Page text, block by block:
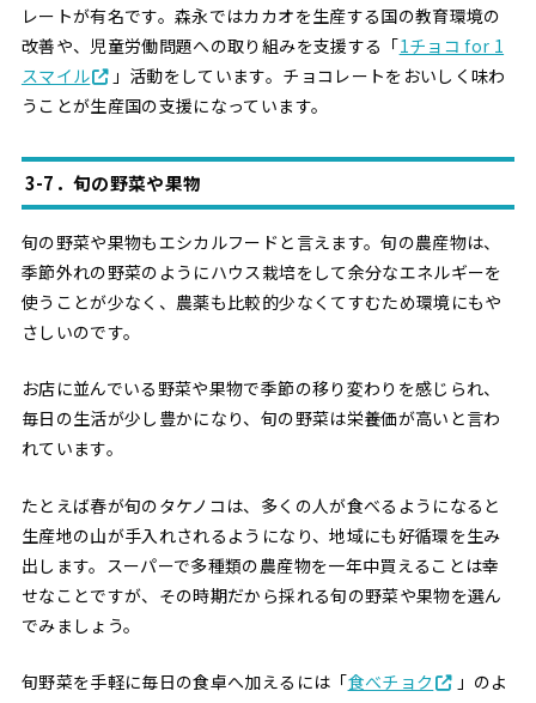
レートが有名です。森永ではカカオを生産する国の教育環境の
改善や、児童労働問題への取り組みを支援する「1チョコ for 1
スマイル
」活動をしています。チョコレートをおいしく味わ
うことが生産国の支援になっています。
3-7．旬の野菜や果物
旬の野菜や果物もエシカルフードと言えます。旬の農産物は、
季節外れの野菜のようにハウス栽培をして余分なエネルギーを
使うことが少なく、農薬も比較的少なくてすむため環境にもや
さしいのです。
お店に並んでいる野菜や果物で季節の移り変わりを感じられ、
毎日の生活が少し豊かになり、旬の野菜は栄養価が高いと言わ
れています。
たとえば春が旬のタケノコは、多くの人が食べるようになると
生産地の山が手入れされるようになり、地域にも好循環を生み
出します。スーパーで多種類の農産物を一年中買えることは幸
せなことですが、その時期だから採れる旬の野菜や果物を選ん
でみましょう。
旬野菜を手軽に毎日の食卓へ加えるには「食べチョク
」のよ